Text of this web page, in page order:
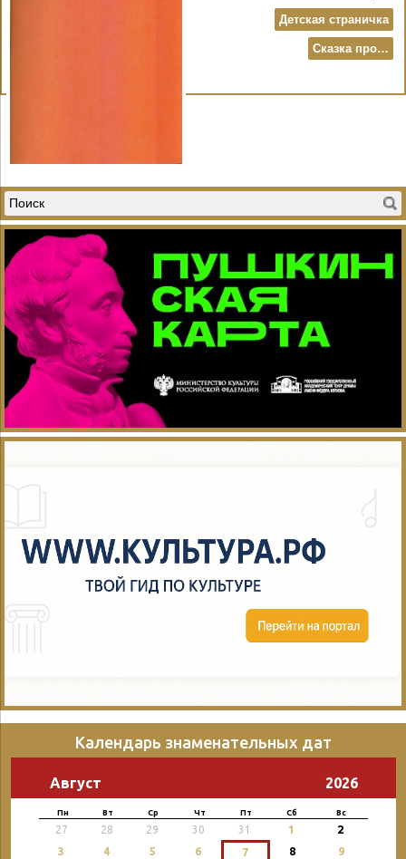
Детская страничка
Сказка про…
Календарь знаменательных дат
Август 2026
Пн Вт Ср Чт Пт Сб Вс
27 28 29 30 31 1 2
3 4 5 6 7 8
9